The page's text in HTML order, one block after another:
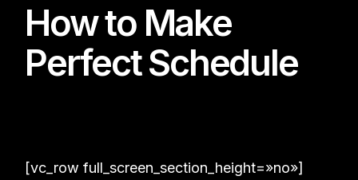
How to Make
Perfect Schedule
[vc_row full_screen_section_height=»no»]